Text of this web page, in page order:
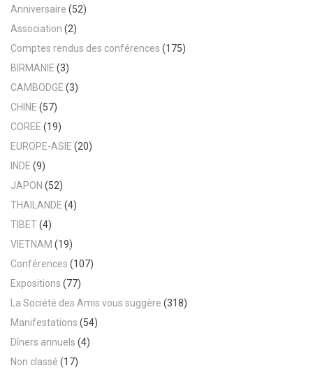
Anniversaire (52)
Association (2)
Comptes rendus des conférences (175)
BIRMANIE (3)
CAMBODGE (3)
CHINE (57)
COREE (19)
EUROPE-ASIE (20)
INDE (9)
JAPON (52)
THAILANDE (4)
TIBET(4)
VIETNAM (19)
Conférences (107)
Expositions (77)
La Société des Amis vous suggère (318)
Manifestations (54)
Dîners annuels (4)
Non classé (17)